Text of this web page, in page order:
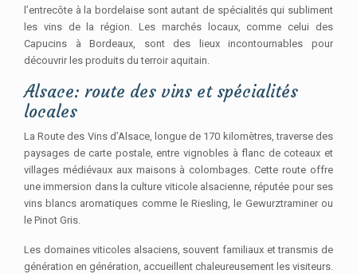
l’entrecôte à la bordelaise sont autant de spécialités qui subliment
les vins de la région. Les marchés locaux, comme celui des
Capucins à Bordeaux, sont des lieux incontournables pour
découvrir les produits du terroir aquitain.
Alsace: route des vins et spécialités
locales
La Route des Vins d’Alsace, longue de 170 kilomètres, traverse des
paysages de carte postale, entre vignobles à flanc de coteaux et
villages médiévaux aux maisons à colombages. Cette route offre
une immersion dans la culture viticole alsacienne, réputée pour ses
vins blancs aromatiques comme le Riesling, le Gewurztraminer ou
le Pinot Gris.
Les domaines viticoles alsaciens, souvent familiaux et transmis de
génération en génération, accueillent chaleureusement les visiteurs.